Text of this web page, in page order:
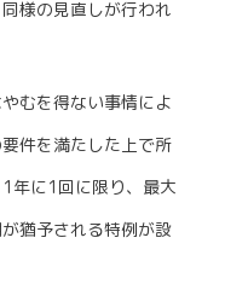
様の見直しが行われ
むを得ない事情によ
件を満たした上で所
年に1回に限り、最大
猶予される特例が設